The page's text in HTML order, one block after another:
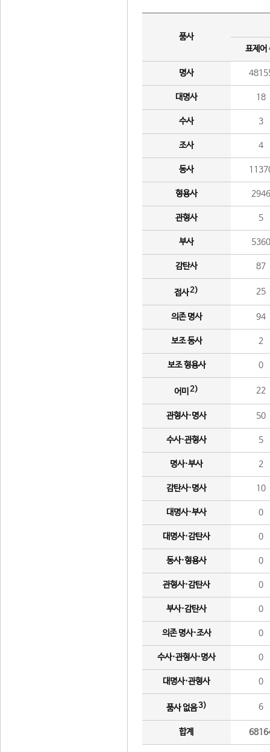
품사
표제어
명사
대명사 18
수사 3
조사 4
동사
형용사 2946
관형사 5
부사 5360
감탄사 87
접사2) 25
의존 명사 94
보조 동사 2
보조 형용사 0
어미 2) 22
관형사·명사 50
수사·관형사 5
명사·부사 2
감탄사·명사 10
대명사·부사 0
대명사·감탄사 0
동사·형용사 0
관형사·감탄사 0
부사·감탄사 0
의존 명사·조사 0
수사·관형사·명사 0
대명사·관형사 0
품사 없음3) 6
합계